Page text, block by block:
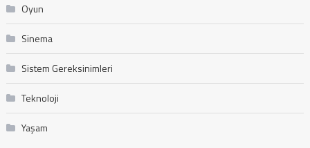
Oyun
Sinema
Sistem Gereksinimleri
Teknoloji
Yaşam